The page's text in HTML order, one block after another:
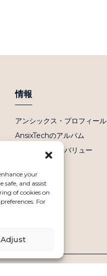
情報
アンシックス・プロフィール
AnsixTechのアルバム
ビジョンとコアバリュー
ニュース
お問い合わせ
your
and assist
of cookies on
For
Adjust